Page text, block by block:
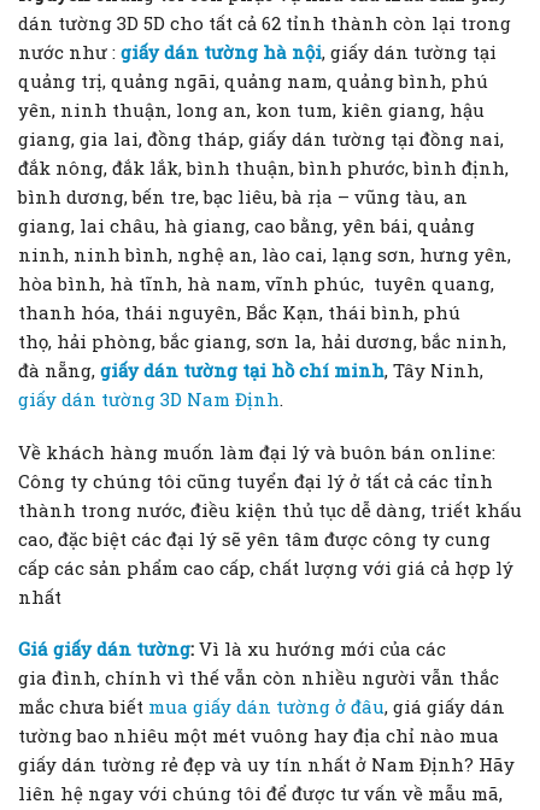
dán tường 3D 5D cho tất cả 62 tỉnh thành còn lại trong
nước như : giấy dán tường hà nội, giấy dán tường tại
quảng trị, quảng ngãi, quảng nam, quảng bình, phú
yên, ninh thuận, long an, kon tum, kiên giang, hậu
giang, gia lai, đồng tháp, giấy dán tường tại đồng nai,
đắk nông, đắk lắk, bình thuận, bình phước, bình định,
bình dương, bến tre, bạc liêu, bà rịa – vũng tàu, an
giang, lai châu, hà giang, cao bằng, yên bái, quảng
ninh, ninh bình, nghệ an, lào cai, lạng sơn, hưng yên,
hòa bình, hà tĩnh, hà nam, vĩnh phúc, tuyên quang,
thanh hóa, thái nguyên, Bắc Kạn, thái bình, phú
thọ, hải phòng, bắc giang, sơn la, hải dương, bắc ninh,
đà nẵng, giấy dán tường tại hồ chí minh, Tây Ninh,
giấy dán tường 3D Nam Định.
Về khách hàng muốn làm đại lý và buôn bán online:
Công ty chúng tôi cũng tuyển đại lý ở tất cả các tỉnh
thành trong nước, điều kiện thủ tục dễ dàng, triết khấu
cao, đặc biệt các đại lý sẽ yên tâm được công ty cung
cấp các sản phẩm cao cấp, chất lượng với giá cả hợp lý
nhất
Giá giấy dán tường: Vì là xu hướng mới của các
gia đình, chính vì thế vẫn còn nhiều người vẫn thắc
mắc chưa biết mua giấy dán tường ở đâu, giá giấy dán
tường bao nhiêu một mét vuông hay địa chỉ nào mua
giấy dán tường rẻ đẹp và uy tín nhất ở Nam Định? Hãy
liên hệ ngay với chúng tôi để được tư vấn về mẫu mã,